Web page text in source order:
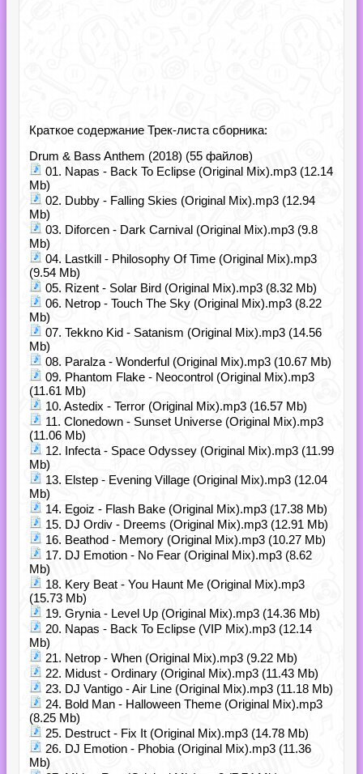
Краткое содержание Трек-листа сборника:
Drum & Bass Anthem (2018) (55 файлов)
01. Napas - Back To Eclipse (Original Mix).mp3 (12.14
Mb)
02. Dubby - Falling Skies (Original Mix).mp3 (12.94
Mb)
03. Diforcen - Dark Carnival (Original Mix).mp3 (9.8
Mb)
04. Lastkill - Philosophy Of Time (Original Mix).mp3
(9.54 Mb)
05. Rizent - Solar Bird (Original Mix).mp3 (8.32 Mb)
06. Netrop - Touch The Sky (Original Mix).mp3 (8.22
Mb)
07. Tekkno Kid - Satanism (Original Mix).mp3 (14.56
Mb)
08. Paralza - Wonderful (Original Mix).mp3 (10.67 Mb)
09. Phantom Flake - Neocontrol (Original Mix).mp3
(11.61 Mb)
10. Astedix - Terror (Original Mix).mp3 (16.57 Mb)
11. Clonedown - Sunset Universe (Original Mix).mp3
(11.06 Mb)
12. Infecta - Space Odyssey (Original Mix).mp3 (11.99
Mb)
13. Elstep - Evening Village (Original Mix).mp3 (12.04
Mb)
14. Egoiz - Flash Bake (Original Mix).mp3 (17.38 Mb)
15. DJ Ordiv - Dreems (Original Mix).mp3 (12.91 Mb)
16. Beathod - Memory (Original Mix).mp3 (10.27 Mb)
17. DJ Emotion - No Fear (Original Mix).mp3 (8.62
Mb)
18. Kery Beat - You Haunt Me (Original Mix).mp3
(15.73 Mb)
19. Grynia - Level Up (Original Mix).mp3 (14.36 Mb)
20. Napas - Back To Eclipse (VIP Mix).mp3 (12.14
Mb)
21. Netrop - When (Original Mix).mp3 (9.22 Mb)
22. Midust - Ordinary (Original Mix).mp3 (11.43 Mb)
23. DJ Vantigo - Air Line (Original Mix).mp3 (11.18 Mb)
24. Bold Man - Halloween Theme (Original Mix).mp3
(8.25 Mb)
25. Destruct - Fix It (Original Mix).mp3 (14.78 Mb)
26. DJ Emotion - Phobia (Original Mix).mp3 (11.36
Mb)